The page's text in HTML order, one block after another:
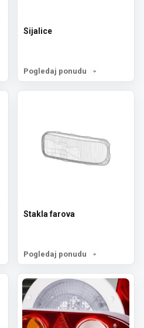
Sijalice
Pogledaj ponudu
Stakla farova
Pogledaj ponudu